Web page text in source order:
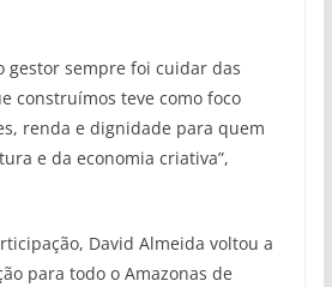
gestor sempre foi cuidar das
construímos teve como foco
renda e dignidade para quem
e da economia criativa”,
David Almeida voltou a
para todo o Amazonas de